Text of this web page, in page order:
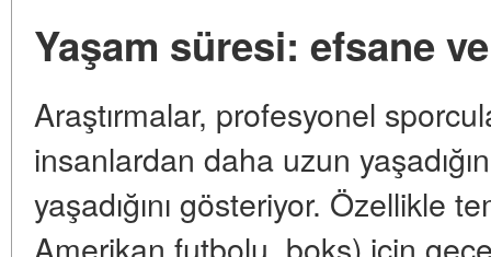
Yaşam süresi: efsane
Araştırmalar, profesyonel
insanlardan daha uzun
yaşadığını gösteriyor. Özellikle
Amerikan futbolu, boks) için